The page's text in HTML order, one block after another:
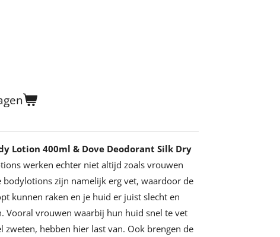
Lotion 400ml & Dove Deodorant Silk Dry
werken echter niet altijd zoals vrouwen
bodylotions zijn namelijk erg vet, waardoor de
kunnen raken en je huid er juist slecht en
Vooral vrouwen waarbij hun huid snel te vet
hebben hier last van. Ook brengen de